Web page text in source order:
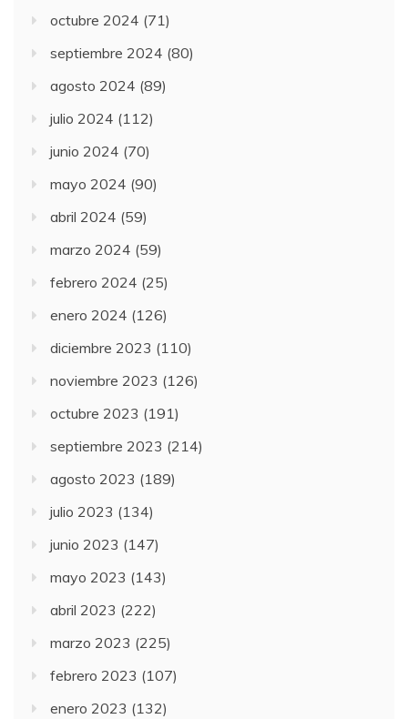
octubre 2024 (71)
septiembre 2024 (80)
agosto 2024 (89)
julio 2024 (112)
junio 2024 (70)
mayo 2024 (90)
abril 2024 (59)
marzo 2024 (59)
febrero 2024 (25)
enero 2024 (126)
diciembre 2023 (110)
noviembre 2023 (126)
octubre 2023 (191)
septiembre 2023 (214)
agosto 2023 (189)
julio 2023 (134)
junio 2023 (147)
mayo 2023 (143)
abril 2023 (222)
marzo 2023 (225)
febrero 2023 (107)
enero 2023 (132)